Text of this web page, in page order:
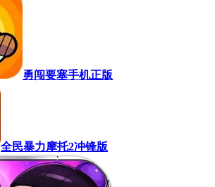
勇闯要塞手机正版
全民暴力摩托2冲锋版